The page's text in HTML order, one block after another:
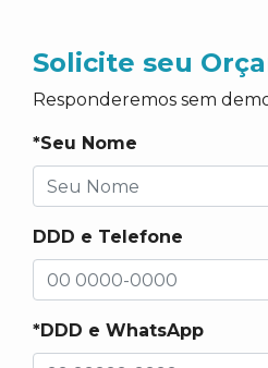
Solicite seu
Responderemos sem
*Seu Nome
DDD e Telefone
*DDD e WhatsApp